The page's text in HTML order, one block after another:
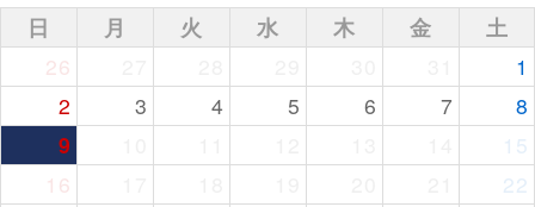
日 月 火 水 木 金
土
26
1
2
3 4 5 6 7
8
9
15
16
22